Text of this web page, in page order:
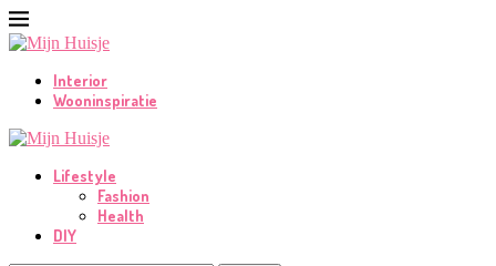
Interior
Wooninspiratie
Lifestyle
Fashion
Health
DIY